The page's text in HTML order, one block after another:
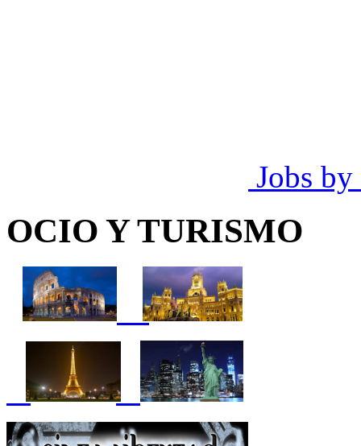
Jobs by
OCIO Y TURISMO